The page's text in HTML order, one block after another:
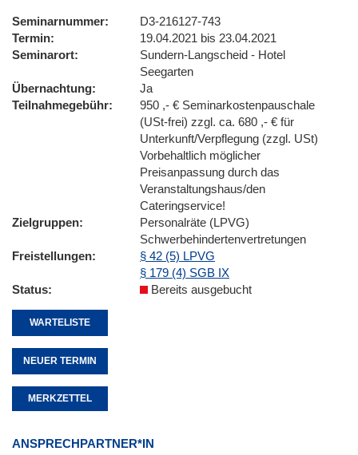
Seminarnummer
D3-216127-743
Termin
19.04.2021 bis 23.04.2021
Seminarort
Sundern-Langscheid - Hotel
Seegarten
Übernachtung
Ja
Teilnahmegebühr
950 ,- € Seminarkostenpauschale
(USt-frei) zzgl. ca. 680 ,- € für
Unterkunft/Verpflegung (zzgl. USt)
Vorbehaltlich möglicher
Preisanpassung durch das
Veranstaltungshaus/den
Cateringservice!
Zielgruppen
Personalräte (LPVG)
Schwerbehindertenvertretungen
Freistellungen
§ 42 (5) LPVG
§ 179 (4) SGB IX
Status
Bereits ausgebucht
WARTELISTE
NEUER TERMIN
MERKZETTEL
ANSPRECHPARTNER*IN